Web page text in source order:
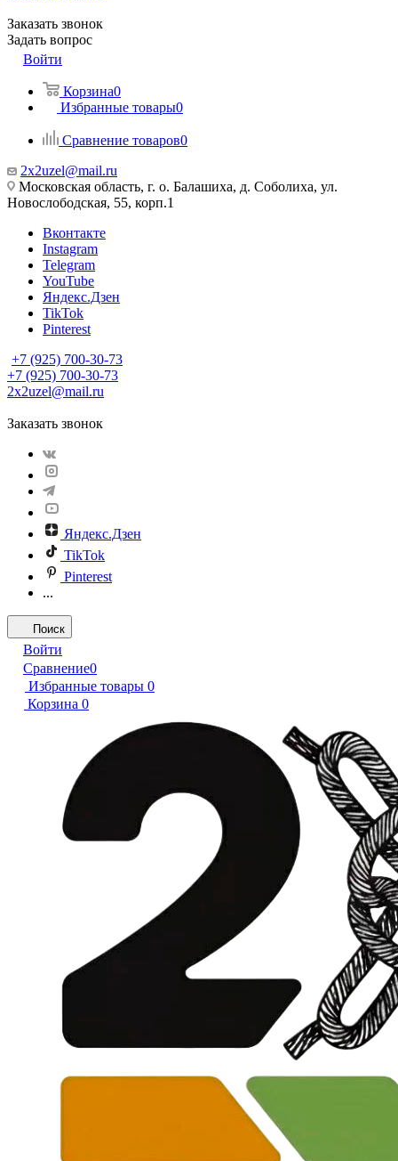
Заказать звонок
Задать вопрос
Войти
Корзина0
Избранные товары0
Сравнение товаров0
2x2uzel@mail.ru
Московская область, г. о. Балашиха, д. Соболиха, ул.
Новослободская, 55, корп.1
Вконтакте
Instagram
Telegram
YouTube
Яндекс.Дзен
TikTok
Pinterest
+7 (925) 700-30-73
+7 (925) 700-30-73
2x2uzel@mail.ru
Заказать звонок
Яндекс.Дзен
TikTok
Pinterest
...
Поиск
Войти
Сравнение0
Избранные товары 0
Корзина 0